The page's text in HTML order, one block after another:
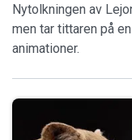
Nytolkningen av
men tar tittaren på
animationer.